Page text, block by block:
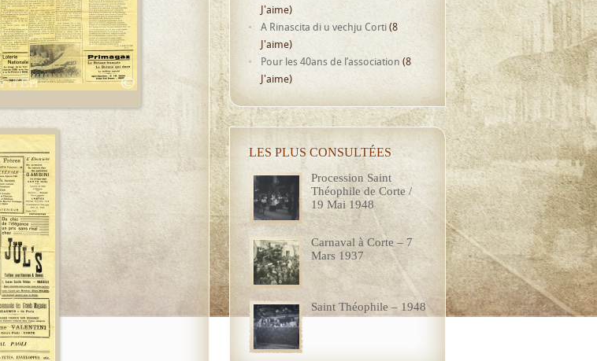
J'aime)
A Rinascita di u vechju Corti(8
J'aime)
Pour les 40ans de l’association (8
J'aime)
LES PLUS CONSULTÉES
Procession Saint
Théophile de Corte /
19 Mai 1948
Carnaval à Corte – 7
Mars 1937
Saint Théophile – 1948